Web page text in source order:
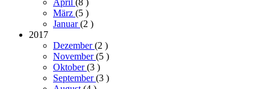
April (8 )
März (5 )
Januar(2 )
2017
Dezember(2 )
November(5 )
Oktober(3 )
September(3 )